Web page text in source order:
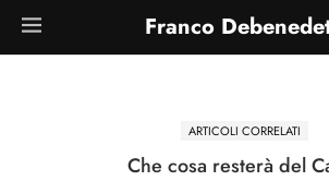
Franco
ARTICOLI CORRELATI
Che cosa resterà del